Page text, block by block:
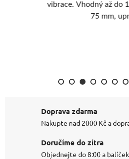
vibrace. Vhodný až do 12 000 ot/min. Průměr
75 mm, upnutí
Doprava zdarma
Nakupte nad 2000 Kč a
Doručíme do zítra
Objednejte do 8:00 a